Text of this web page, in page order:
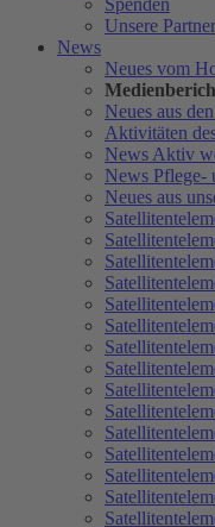
Unsere Partner
News
Neues vom
Neues aus
Aktivitäten
News Aktiv
News Pflege-
Neues aus